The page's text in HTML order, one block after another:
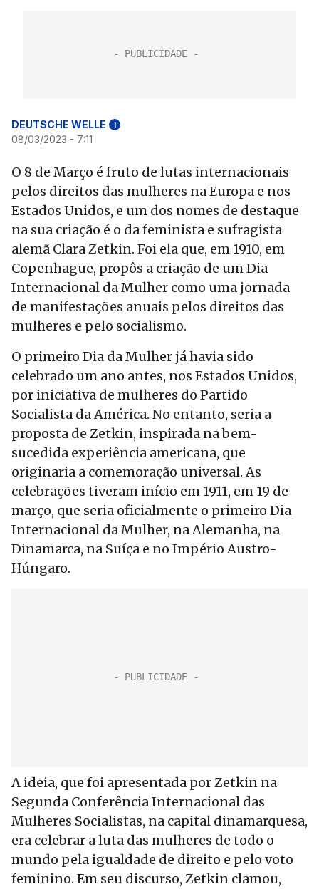
DEUTSCHE WELLE i
08/03/2023 - 7:11
O 8 de Março é fruto de lutas internacionais
pelos direitos das mulheres na Europa e nos
Estados Unidos, e um dos nomes de destaque
na sua criação é o da feminista e sufragista
alemã Clara Zetkin. Foi ela que, em 1910, em
Copenhague, propôs a criação de um Dia
Internacional da Mulher como uma jornada
de manifestações anuais pelos direitos das
mulheres e pelo socialismo.
O primeiro Dia da Mulher já havia sido
celebrado um ano antes, nos Estados Unidos,
por iniciativa de mulheres do Partido
Socialista da América. No entanto, seria a
proposta de Zetkin, inspirada na bem-
sucedida experiência americana, que
originaria a comemoração universal. As
celebrações tiveram início em 1911, em 19 de
março, que seria oficialmente o primeiro Dia
Internacional da Mulher, na Alemanha, na
Dinamarca, na Suíça e no Império Austro-
Húngaro.
A ideia, que foi apresentada por Zetkin na
Segunda Conferência Internacional das
Mulheres Socialistas, na capital dinamarquesa,
era celebrar a luta das mulheres de todo o
mundo pela igualdade de direito e pelo voto
feminino. Em seu discurso, Zetkin clamou,